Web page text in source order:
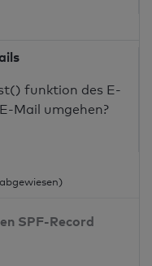
funktion des E-
Mail umgehen?
SPF-Record